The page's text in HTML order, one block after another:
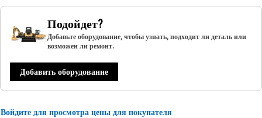
Подойдет?
Добавьте оборудование, чтобы узнать, подходит ли деталь или
возможен ли ремонт.
Добавить оборудование
Войдите для просмотра цены для покупателя